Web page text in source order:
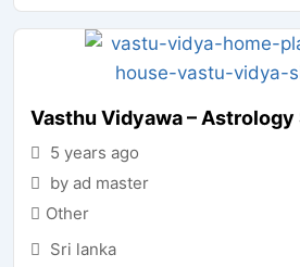
Vasthu Vidyawa –
5 years ago
by ad master
Other
Sri lanka